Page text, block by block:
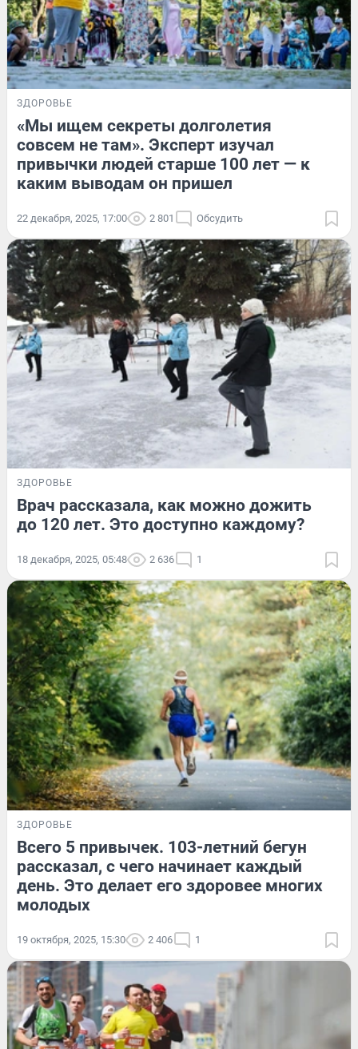
ЗДОРОВЬЕ
«Мы ищем секреты долголетия
совсем не там». Эксперт изучал
привычки людей старше 100 лет — к
каким выводам он пришел
22 декабря, 2025, 17:00 2 801 Обсудить
ЗДОРОВЬЕ
Врач рассказала, как можно дожить
до 120 лет. Это доступно каждому?
18 декабря, 2025, 05:48 2 636 1
ЗДОРОВЬЕ
Всего 5 привычек. 103-летний бегун
рассказал, с чего начинает каждый
день. Это делает его здоровее многих
молодых
19 октября, 2025, 15:30 2 406 1